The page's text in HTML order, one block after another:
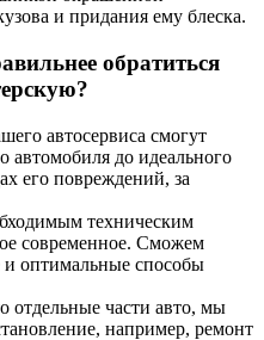
и придания ему блеска.
обратиться
автосервиса смогут
автомобиля до идеального
его повреждений, за
техническим
современное. Сможем
оптимальные способы
отдельные части авто, мы
например, ремонт